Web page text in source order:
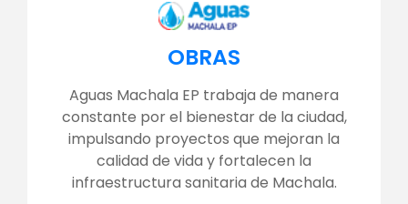
OBRAS
Aguas Machala EP trabaja de manera
constante por el bienestar de la ciudad,
impulsando proyectos que mejoran la
calidad de vida y fortalecen la
infraestructura sanitaria de Machala.